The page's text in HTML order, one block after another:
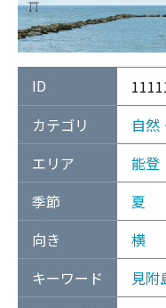
ID
カテゴリ
自然
エリア
能登
季節
夏
向き
横
キーワード
見附